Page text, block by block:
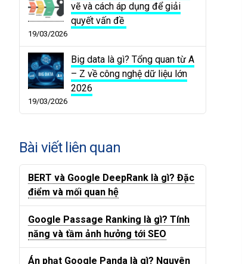
vẽ và cách áp dụng để giải
quyết vấn đề
19/03/2026
Big data là gì? Tổng quan từ A
– Z về công nghệ dữ liệu lớn
2026
19/03/2026
Bài viết liên quan
BERT và Google DeepRank là gì? Đặc
điểm và mối quan hệ
Google Passage Ranking là gì? Tính
năng và tầm ảnh hưởng tới SEO
Án phạt Google Panda là gì? Nguyên